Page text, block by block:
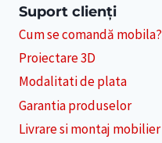
Suport clienți
Cum se comandă mobila?
Proiectare 3D
Modalitati de plata
Garantia produselor
Livrare si montaj mobilier